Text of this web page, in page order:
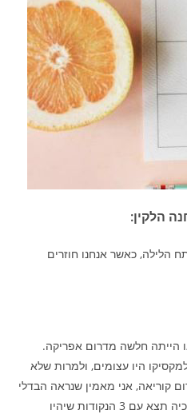
הלילה, כאשר אנחנו חוזרים
הייתה חלשה מדרום אפריקה.
היו עצומים, ולמרות שלא
קוריאה, אני מאמין שנראה הבדלי
איכות דומים גם במשחק הזה, וצ'כיה תצא עם 3 הנקודות שיהיו